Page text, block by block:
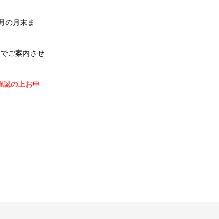
の月末ま
ご案内させ
認の上お申